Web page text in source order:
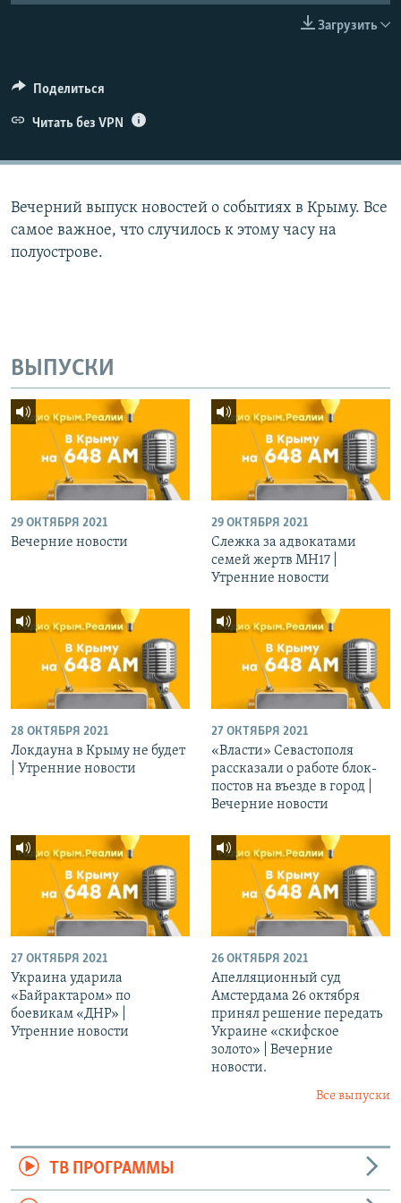
ELIFBE
УКРАИНСКАЯ ПРОБЛЕМА КРЫМА
Загрузить
Поделиться
Читать без VPN
Вечерний выпуск новостей о событиях в Крыму. Все
самое важное, что случилось к этому часу на
полуострове.
ВЫПУСКИ
29 ОКТЯБРЯ 2021
Вечерние новости
29 ОКТЯБРЯ 2021
Слежка за адвокатами
семей жертв МН17 |
Утренние новости
28 ОКТЯБРЯ 2021
Локдауна в Крыму не будет
| Утренние новости
27 ОКТЯБРЯ 2021
«Власти» Севастополя
рассказали о работе блок-
постов на въезде в город |
Вечерние новости
27 ОКТЯБРЯ 2021
Украина ударила
«Байрактаром» по
боевикам «ДНР» |
Утренние новости
26 ОКТЯБРЯ 2021
Апелляционный суд
Амстердама 26 октября
принял решение передать
Украине «скифское
золото» | Вечерние
новости.
Все выпуски
ТВ ПРОГРАММЫ